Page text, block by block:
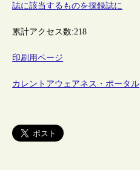
誌に該当するものを採録誌に
累計アクセス数:218
印刷用ページ
カレントアウェアネス・ポータル